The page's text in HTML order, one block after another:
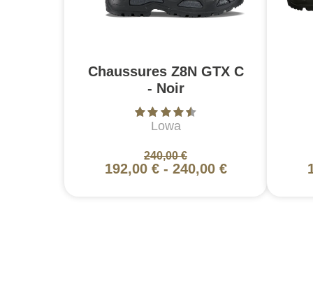
Chaussures Z8N GTX C
- Noir
Lowa
240,00 €
192,00 €- 240,00 €